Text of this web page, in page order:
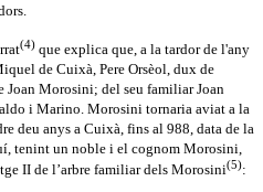
(4) que explica que, a la tardor de l'any
de Cuixà, Pere Orsèol, dux de
Joan Morosini; del seu familiar Joan
i Marino. Morosini tornaria aviat a la
deu anys a Cuixà, fins al 988, data de la
tenint un noble i el cognom Morosini,
II de l’arbre familiar dels Morosini(5):